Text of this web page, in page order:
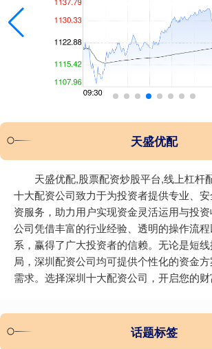
天盛优配
天盛优配,股票配资炒股平台,线上杠杆
十大配资公司致力于为投资者提供专业、
资服务，助力用户实现资金灵活运用与投
公司凭借丰富的行业经验、透明的操作流
系，赢得了广大投资者的信赖。无论是短
局，深圳配资公司均可提供个性化的资金
需求。选择深圳十大配资公司，开启您的财
话题标签